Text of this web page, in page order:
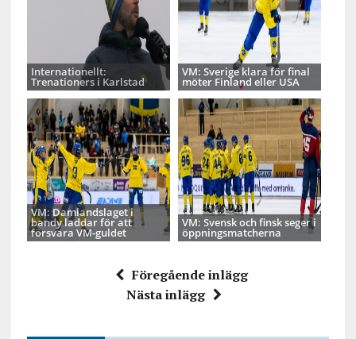
Internationellt:
Trenationers i Karlstad
VM: Sverige klara för final
möter Finland eller USA
VM: Damlandslaget i
bandy laddar för att
försvara VM-guldet
VM: Svensk och finsk seger i
öppningsmatcherna
Föregående inlägg
Nästa inlägg